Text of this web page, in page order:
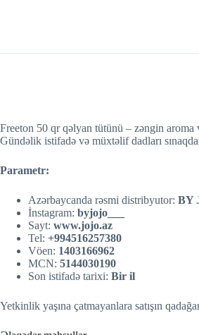
Freeton 50 qr qəlyan tütünü – zəngin aroma
Gündəlik istifadə və müxtəlif dadları
Parametr:
Azərbaycanda rəsmi distribyutor: BY
İnstagram: byjojo___
Sayt: www.jojo.az
Tel: +994516257380
Vöen: 1403166962
MCN: 5144030190
Son istifadə tarixi: Bir il
Yetkinlik yaşına çatmayanlara satışın